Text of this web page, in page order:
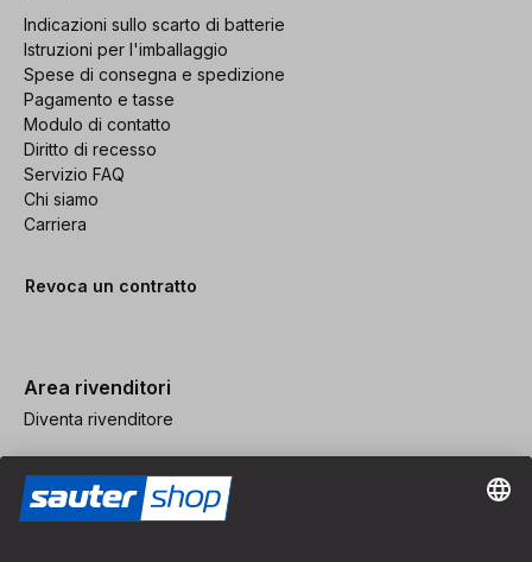
Indicazioni sullo scarto di batterie
Istruzioni per l'imballaggio
Spese di consegna e spedizione
Pagamento e tasse
Modulo di contatto
Diritto di recesso
Servizio FAQ
Chi siamo
Carriera
Revoca un contratto
Area rivenditori
Diventa rivenditore